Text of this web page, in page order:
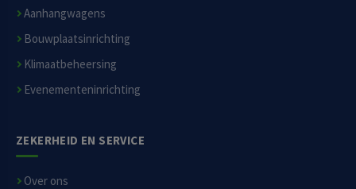
Aanhangwagens
Bouwplaatsinrichting
Klimaatbeheersing
Evenementeninrichting
ZEKERHEID EN SERVICE
Over ons